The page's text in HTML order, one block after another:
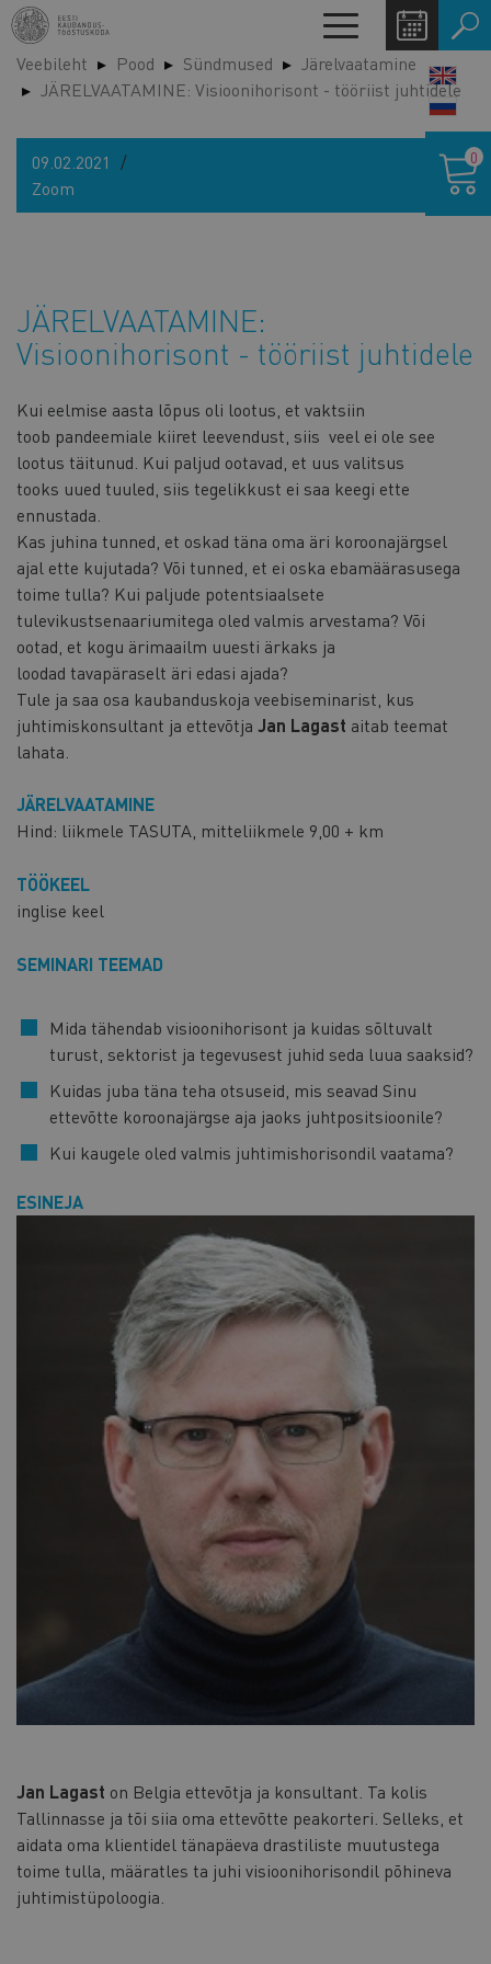
Liigu
edasi
põhisisu
juurde
Toggle
navigation
Veebileht Pood Sündmused
Järelvaatamine
JÄRELVAATAMINE: Visioonihorisont - tööriist juhtidele
09.02.2021
Zoom
JÄRELVAATAMINE:
Visioonihorisont - tööriist juhtidele
Kui eelmise aasta lõpus oli lootus, et vaktsiin
toob pandeemiale kiiret leevendust, siis veel ei ole see
lootus täitunud. Kui paljud ootavad, et uus valitsus
tooks uued tuuled, siis tegelikkust ei saa keegi ette
ennustada.
Kas juhina tunned, et oskad täna oma äri koroonajärgsel
ajal ette kujutada? Või tunned, et ei oska ebamäärasusega
toime tulla? Kui paljude potentsiaalsete
tulevikustsenaariumitega oled valmis arvestama? Või
ootad, et kogu ärimaailm uuesti ärkaks ja
loodad tavapäraselt äri edasi ajada?
Tule ja saa osa kaubanduskoja veebiseminarist, kus
juhtimiskonsultant ja ettevõtja Jan Lagast aitab teemat
lahata.
JÄRELVAATAMINE
Hind: liikmele TASUTA, mitteliikmele 9,00 + km
TÖÖKEEL
inglise keel
SEMINARI TEEMAD
Mida tähendab visioonihorisont ja kuidas sõltuvalt
turust, sektorist ja tegevusest juhid seda luua saaksid?
Kuidas juba täna teha otsuseid, mis seavad Sinu
ettevõtte koroonajärgse aja jaoks juhtpositsioonile?
Kui kaugele oled valmis juhtimishorisondil vaatama?
ESINEJA
Jan Lagast on Belgia ettevõtja ja konsultant. Ta kolis
Tallinnasse ja tõi siia oma ettevõtte peakorteri. Selleks, et
aidata oma klientidel tänapäeva drastiliste muutustega
toime tulla, määratles ta juhi visioonihorisondil põhineva
juhtimistüpoloogia.
0